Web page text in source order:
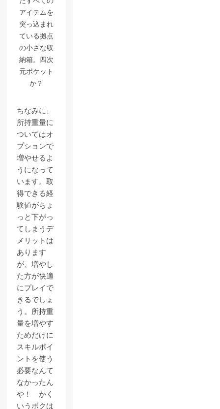
アイテムを
突っ込まれ
ている拠点
の小さな収
納箱。四次
元ポケット
か？
ちなみに、
所持重量に
ついてはオ
プションで
増やせるよ
うになって
います。取
得できる経
験値がちょ
っと下がっ
てしまうデ
メリットは
あります
が、増やし
た方が快適
にプレイで
きるでしょ
う。所持重
量を増やす
ためだけに
スキルポイ
ントを使う
必要なんて
なかったん
や！ かく
いうボクは